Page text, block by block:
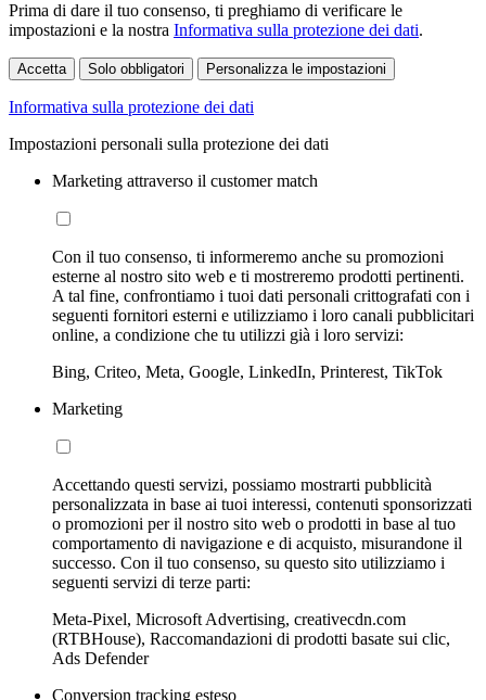
Prima di dare il tuo consenso, ti preghiamo di verificare le
impostazioni e la nostra Informativa sulla protezione dei dati.
Accetta Solo obbligatori Personalizza le impostazioni
Informativa sulla protezione dei dati
Impostazioni personali sulla protezione dei dati
Marketing attraverso il customer match
Con il tuo consenso, ti informeremo anche su promozioni
esterne al nostro sito web e ti mostreremo prodotti pertinenti.
A tal fine, confrontiamo i tuoi dati personali crittografati con i
seguenti fornitori esterni e utilizziamo i loro canali pubblicitari
online, a condizione che tu utilizzi già i loro servizi:
Bing, Criteo, Meta, Google, LinkedIn, Printerest, TikTok
Marketing
Accettando questi servizi, possiamo mostrarti pubblicità
personalizzata in base ai tuoi interessi, contenuti sponsorizzati
o promozioni per il nostro sito web o prodotti in base al tuo
comportamento di navigazione e di acquisto, misurandone il
successo. Con il tuo consenso, su questo sito utilizziamo i
seguenti servizi di terze parti:
Meta-Pixel, Microsoft Advertising, creativecdn.com
(RTBHouse), Raccomandazioni di prodotti basate sui clic,
Ads Defender
Conversion tracking esteso